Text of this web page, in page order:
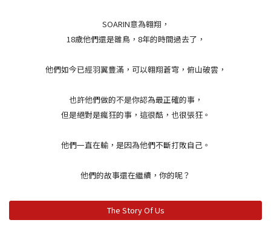
SOARIN意為翱翔，
18歲他們還是雛鳥，8年的時間過去了，
他們如今已經羽翼豐滿，可以翱翔蒼穹，俯山破雲，
也許他們做的不是你認為最正確的事，
但是絕對是瘋狂的事，這很酷，也很張狂。
他們一直在輸，是因為他們不斷打敗自己。
他們的故事還在繼續，你的呢？
The Story Of Us